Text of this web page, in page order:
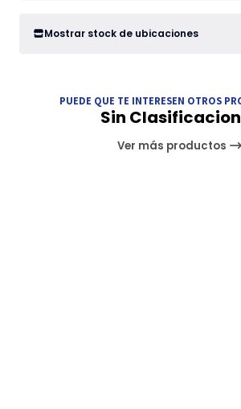
Mostrar stock de ubicaciones
PUEDE QUE TE INTERESEN OTROS
Sin
Ver más productos